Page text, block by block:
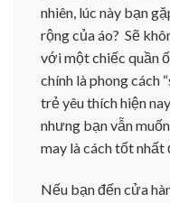
nhiên, lúc này bạn
rộng của áo? Sẽ
với một chiếc quần
chính là phong cách
trẻ yêu thích hiện
nhưng bạn vẫn
may là cách tốt nhất
Nếu bạn đến cửa